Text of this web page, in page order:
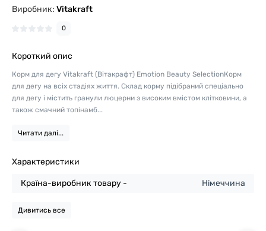
Виробник: Vitakraft
0
Короткий опис
Корм для дегу Vitakraft (Вітакрафт) Emotion Beauty SelectionКорм
для дегу на всіх стадіях життя. Склад корму підібраний спеціально
для дегу і містить гранули люцерни з високим вмістом клітковини, а
також смачний топінамб...
Читати далі...
Характеристики
Країна-виробник товару - Німеччина
Дивитись все